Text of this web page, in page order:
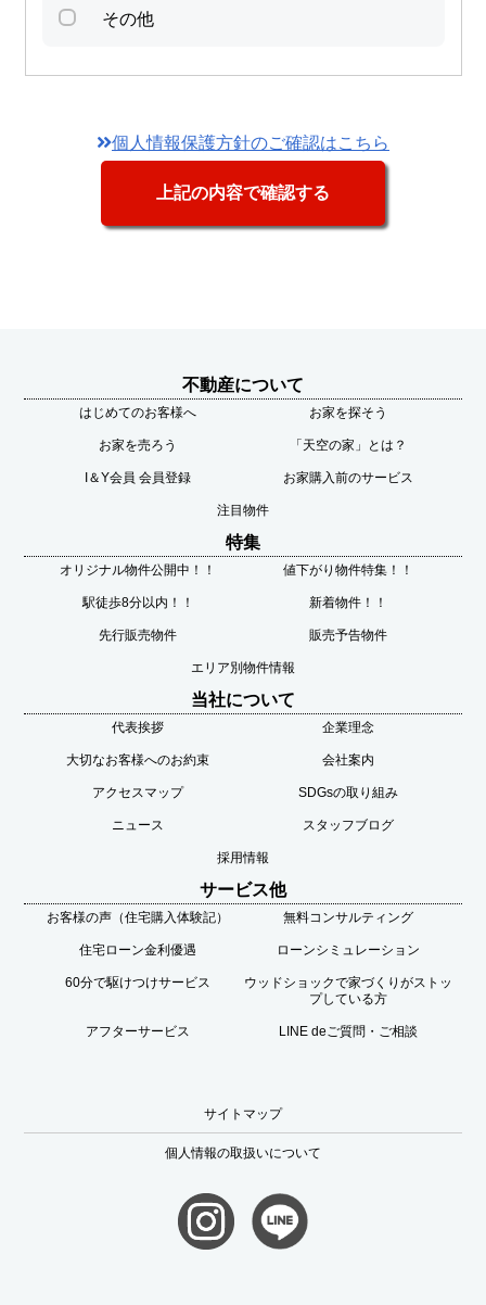
その他
個人情報保護方針のご確認はこちら
不動産について
はじめてのお客様へ お家を探そう
お家を売ろう 「天空の家」とは？
I＆Y会員 会員登録 お家購入前のサービス
注目物件
特集
オリジナル物件公開中！！ 値下がり物件特集！！
駅徒歩8分以内！！ 新着物件！！
先行販売物件 販売予告物件
エリア別物件情報
当社について
代表挨拶 企業理念
大切なお客様へのお約束 会社案内
アクセスマップ SDGsの取り組み
ニュース スタッフブログ
採用情報
サービス他
お客様の声（住宅購入体験記） 無料コンサルティング
住宅ローン金利優遇 ローンシミュレーション
60分で駆けつけサービス
ウッドショックで家づくりがストッ
プしている方
アフターサービス LINE deご質問・ご相談
サイトマップ
個人情報の取扱いについて